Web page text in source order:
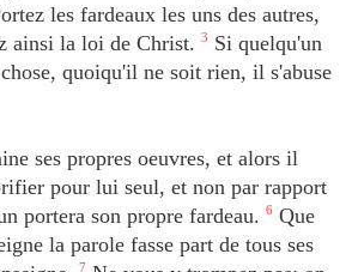
les fardeaux les uns des autres,
ainsi la loi de Christ. 3
Si quelqu'un
quoiqu'il ne soit rien, il s'abuse
ses propres oeuvres, et alors il
pour lui seul, et non par rapport
portera son propre fardeau. 6 Que
la parole fasse part de tous ses
7